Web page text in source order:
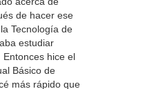
de hacer ese
Tecnología de
estudiar
hice el
Básico de
más rápido que